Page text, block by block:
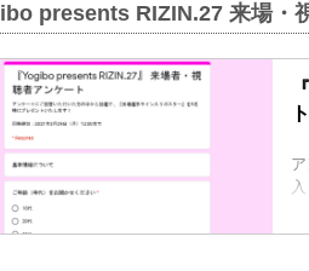
presents RIZIN.27 来場・
ト